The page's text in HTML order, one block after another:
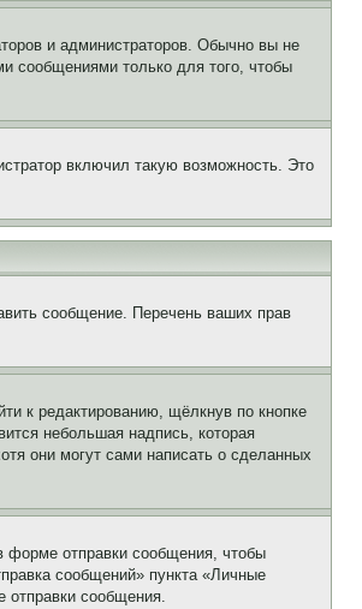
и администраторов. Обычно вы не
сообщениями только для того, чтобы
включил такую возможность. Это
сообщение. Перечень ваших прав
к редактированию, щёлкнув по кнопке
небольшая надпись, которая
они могут сами написать о сделанных
форме отправки сообщения, чтобы
сообщений» пункта «Личные
отправки сообщения.